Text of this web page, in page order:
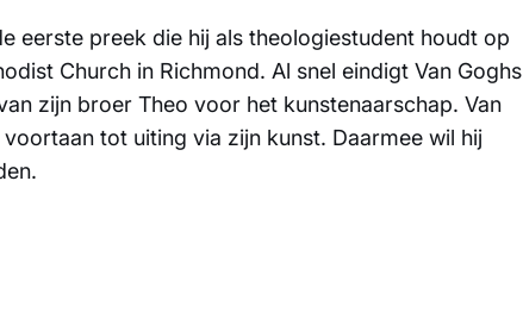
eerste preek die hij als theologiestudent houdt op
Church in Richmond. Al snel eindigt Van Goghs
zijn broer Theo voor het kunstenaarschap. Van
tot uiting via zijn kunst. Daarmee wil hij